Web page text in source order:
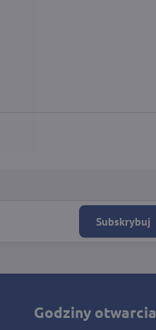
Subskrybuj
Godziny otwarcia